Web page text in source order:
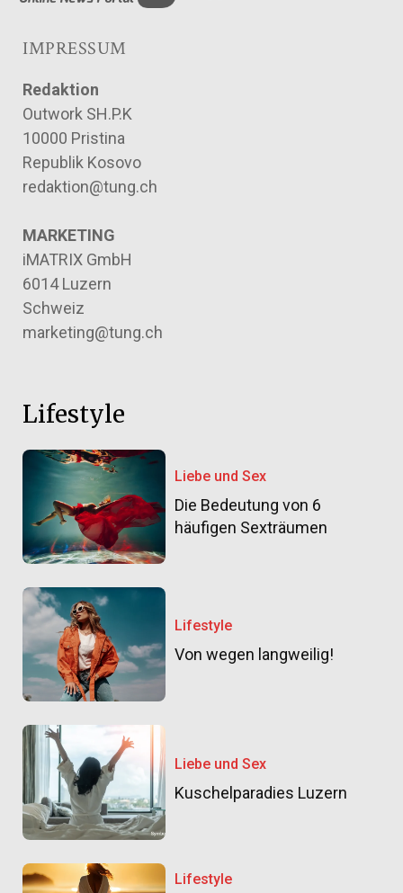
IMPRESSUM
Redaktion
Outwork SH.P.K
10000 Pristina
Republik Kosovo
redaktion@tung.ch
MARKETING
iMATRIX GmbH
6014 Luzern
Schweiz
marketing@tung.ch
Lifestyle
Liebe und Sex
Die Bedeutung von 6
häufigen Sexträumen
Lifestyle
Von wegen langweilig!
Liebe und Sex
Kuschelparadies Luzern
Lifestyle